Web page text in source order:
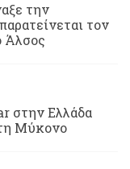
την
τον
Άλσος
στην Ελλάδα
Μύκονο